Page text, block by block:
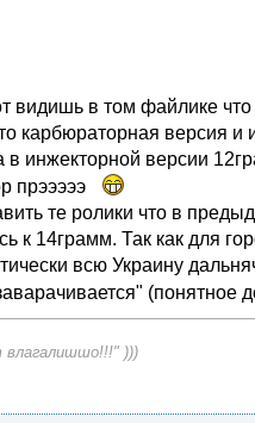
видишь в том файлике
карбюраторная версия
инжекторной версии
прэээээ
те ролики что в
к 14грамм. Так как для
всю Украину
влагалишшо!!!" )))